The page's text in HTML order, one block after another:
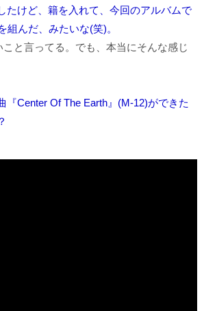
たけど、籍を入れて、今回のアルバムで
組んだ、みたいな(笑)。
と言ってる。でも、本当にそんな感じ
Center Of The Earth』(M-12)ができた